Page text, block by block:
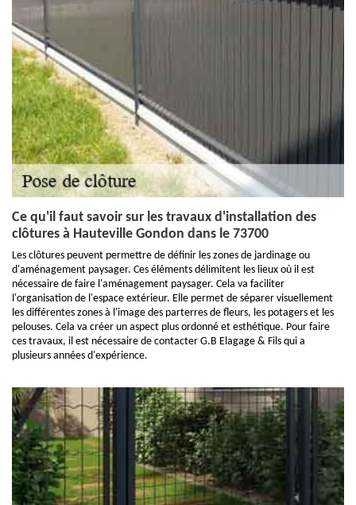
Ce qu'il faut savoir sur les travaux d'installation des
clôtures à Hauteville Gondon dans le 73700
Les clôtures peuvent permettre de définir les zones de jardinage ou
d'aménagement paysager. Ces éléments délimitent les lieux où il est
nécessaire de faire l'aménagement paysager. Cela va faciliter
l'organisation de l'espace extérieur. Elle permet de séparer visuellement
les différentes zones à l'image des parterres de fleurs, les potagers et les
pelouses. Cela va créer un aspect plus ordonné et esthétique. Pour faire
ces travaux, il est nécessaire de contacter G.B Elagage & Fils qui a
plusieurs années d'expérience.